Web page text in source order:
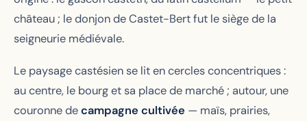
château ; le donjon de Castet-Bert fut le siège de la
seigneurie médiévale.
Le paysage castésien se lit en cercles concentriques :
au centre, le bourg et sa place de marché ; autour, une
couronne decampagne cultivée — maïs, prairies,